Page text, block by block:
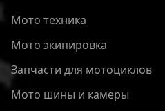
Мото техника
Мото экипировка
Запчасти для мотоциклов
Мото шины и камеры